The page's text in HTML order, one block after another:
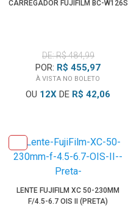
CARREGADOR FUJIFILM BC-W126S
DE: R$ 484,99
POR: R$ 455,97
À VISTA NO BOLETO
OU 12X DE R$ 42,06
LENTE FUJIFILM XC 50-230MM
F/4.5-6.7 OIS II (PRETA)